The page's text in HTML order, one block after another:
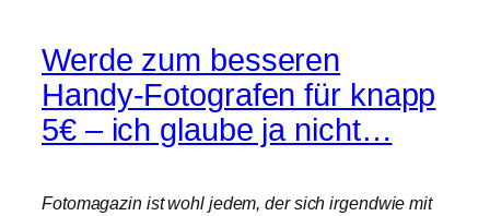
Werde zum besseren
Handy-Fotografen für knapp
5€ – ich glaube ja nicht…
Fotomagazin ist wohl jedem, der sich irgendwie mit